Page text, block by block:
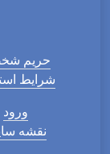
حریم
شرایط
ورود
نقشه